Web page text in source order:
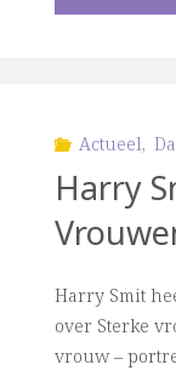
Actueel,
Harry
Harry Smit
over Sterke
vrouw –